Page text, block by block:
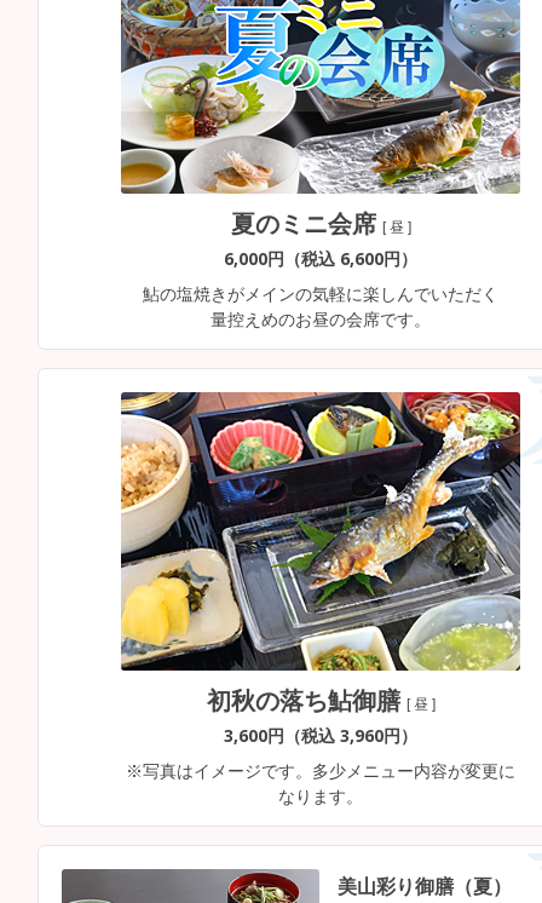
夏のミニ会席 [ 昼 ]
6,000円（税込 6,600円）
鮎の塩焼きがメインの気軽に楽しんでいただく
量控えめのお昼の会席です。
初秋の落ち鮎御膳 [ 昼 ]
3,600円（税込 3,960円）
※写真はイメージです。多少メニュー内容が変更に
なります。
美山彩り御膳（夏）